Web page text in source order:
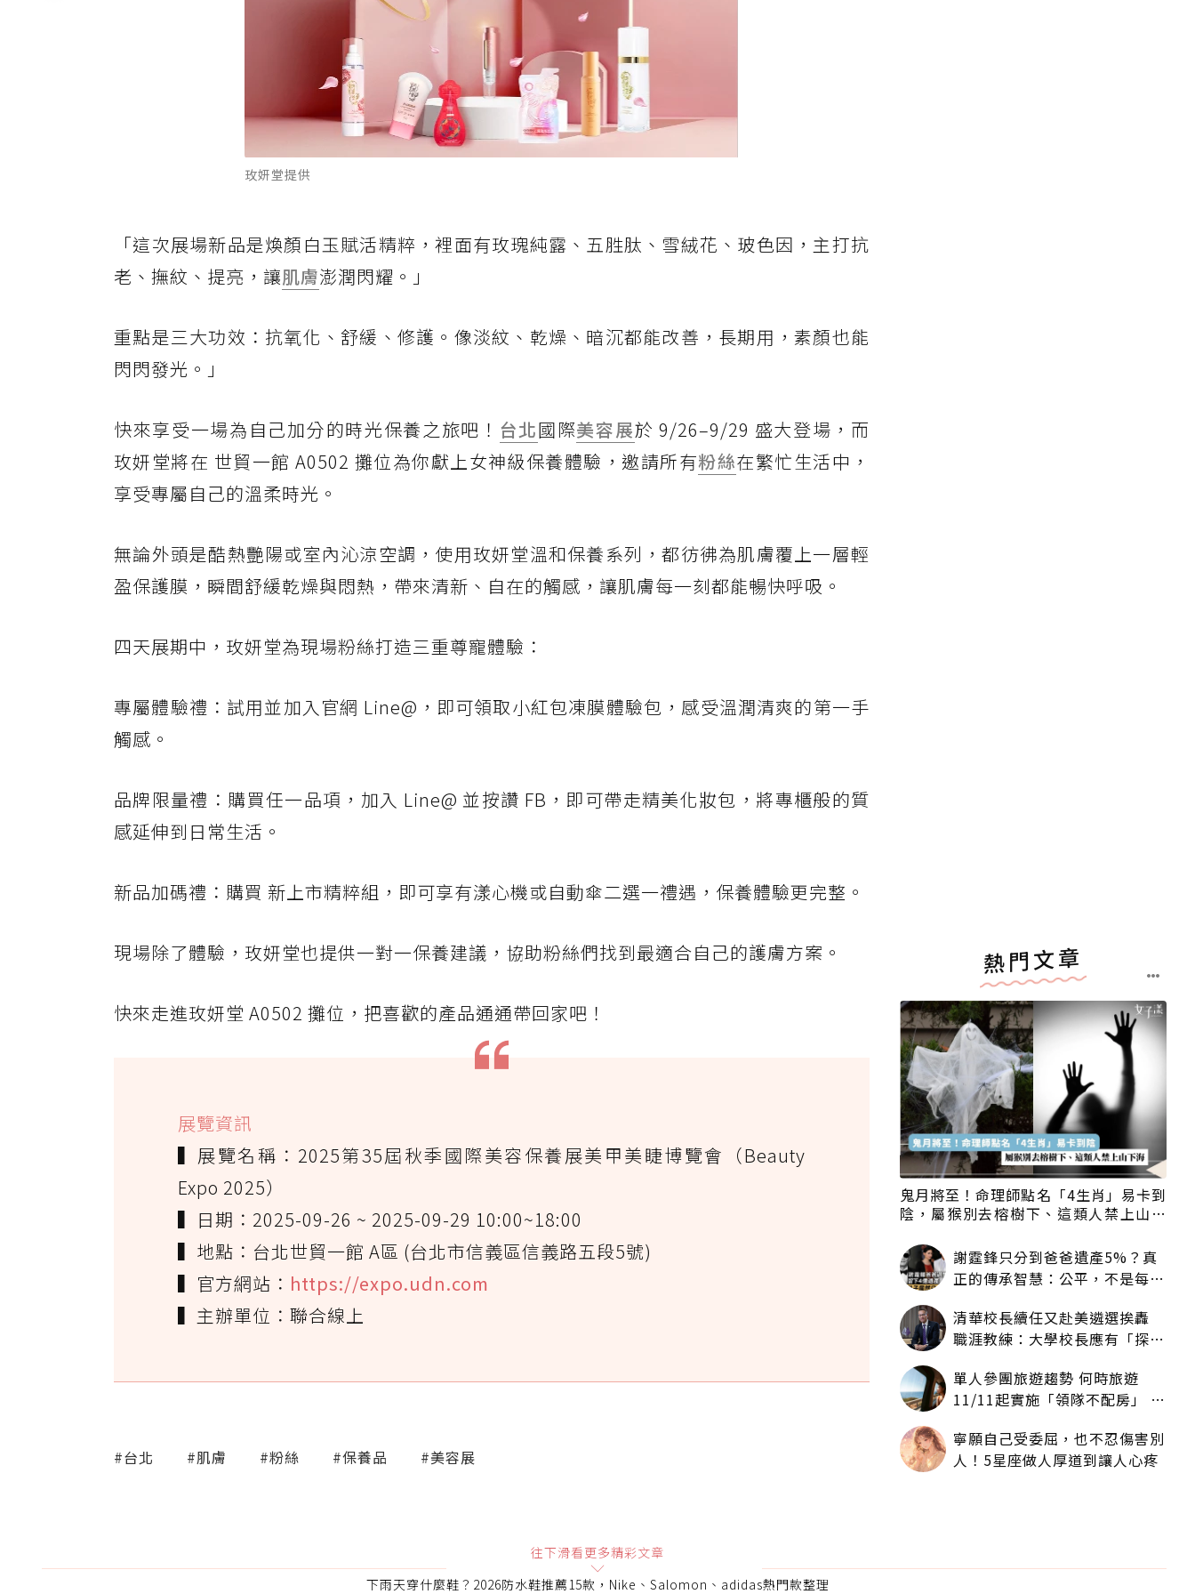
玫妍堂提供
「這次展場新品是煥顏白玉賦活精粹，裡面有玫瑰純露、五胜肽、雪絨花、玻色因，主打抗
老、撫紋、提亮，讓肌膚澎潤閃耀。」
重點是三大功效：抗氧化、舒緩、修護。像淡紋、乾燥、暗沉都能改善，長期用，素顏也能
閃閃發光。」
快來享受一場為自己加分的時光保養之旅吧！ 台北國際美容展於 9/26–9/29 盛大登場，而
玫妍堂將在 世貿一館 A0502 攤位為你獻上女神級保養體驗，邀請所有粉絲在繁忙生活中，
享受專屬自己的溫柔時光。
無論外頭是酷熱艷陽或室內沁涼空調，使用玫妍堂溫和保養系列，都彷彿為肌膚覆上一層輕
盈保護膜，瞬間舒緩乾燥與悶熱，帶來清新、自在的觸感，讓肌膚每一刻都能暢快呼吸。
四天展期中，玫妍堂為現場粉絲打造三重尊寵體驗：
專屬體驗禮：試用並加入官網 Line@，即可領取小紅包凍膜體驗包，感受溫潤清爽的第一手
觸感。
品牌限量禮：購買任一品項，加入 Line@ 並按讚 FB，即可帶走精美化妝包，將專櫃般的質
感延伸到日常生活。
新品加碼禮：購買 新上市精粹組，即可享有漾心機或自動傘二選一禮遇，保養體驗更完整。
現場除了體驗，玫妍堂也提供一對一保養建議，協助粉絲們找到最適合自己的護膚方案。
快來走進玫妍堂 A0502 攤位，把喜歡的產品通通帶回家吧！
展覽資訊
▍展覽名稱：2025第35屆秋季國際美容保養展美甲美睫博覽會（Beauty
Expo 2025）
▍日期：2025-09-26 ~ 2025-09-29 10:00~18:00
▍地點：台北世貿一館 A區 (台北市信義區信義路五段5號)
▍官方網站： https://expo.udn.com
▍主辦單位：聯合線上
#台北 #肌膚 #粉絲 #保養品 #美容展
熱門文章
鬼月將至！命理師點名「4生肖」易卡到
陰，屬猴別去榕樹下、這類人禁上山下
謝霆鋒只分到爸爸遺產5%？真
正的傳承智慧：公平，不是每個
清華校長續任又赴美遴選挨轟
職涯教練：大學校長應有「探
單人參團旅遊趨勢 何時旅遊
11/11起實施「領隊不配房」 落
寧願自己受委屈，也不忍傷害別
人！5星座做人厚道到讓人心疼
往下滑看更多精彩文章
下雨天穿什麼鞋？2026防水鞋推薦15款，Nike、Salomon、adidas熱門款整理